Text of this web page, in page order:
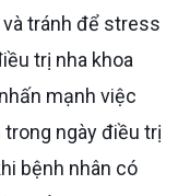
tránh để stress
trị nha khoa
mạnh việc
ngày điều trị
bệnh nhân có